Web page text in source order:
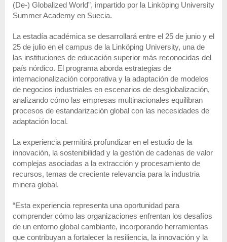
(De-) Globalized World”, impartido por la Linköping University
Summer Academy en Suecia.
La estadía académica se desarrollará entre el 25 de junio y el
25 de julio en el campus de la Linköping University, una de
las instituciones de educación superior más reconocidas del
país nórdico. El programa aborda estrategias de
internacionalización corporativa y la adaptación de modelos
de negocios industriales en escenarios de desglobalización,
analizando cómo las empresas multinacionales equilibran
procesos de estandarización global con las necesidades de
adaptación local.
La experiencia permitirá profundizar en el estudio de la
innovación, la sostenibilidad y la gestión de cadenas de valor
complejas asociadas a la extracción y procesamiento de
recursos, temas de creciente relevancia para la industria
minera global.
“Esta experiencia representa una oportunidad para
comprender cómo las organizaciones enfrentan los desafíos
de un entorno global cambiante, incorporando herramientas
que contribuyan a fortalecer la resiliencia, la innovación y la